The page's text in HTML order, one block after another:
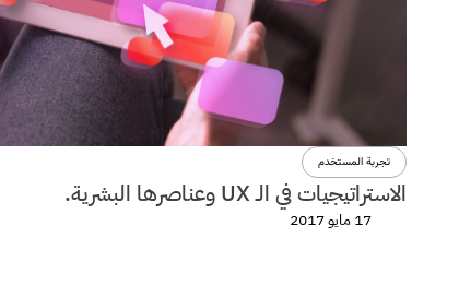
تجربة المستخدم
الاستراتيجيات في الـ UX وعناصرها البشرية.
17 مايو 2017